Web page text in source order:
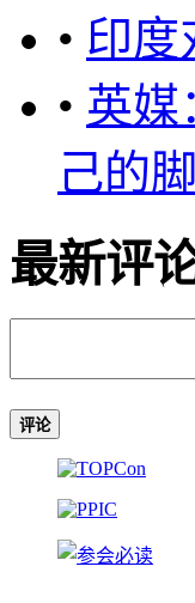
• 印度
• 英媒
己的脚
最新评
评论